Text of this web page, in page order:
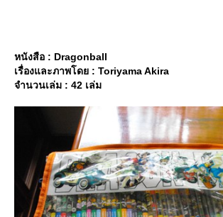
หนังสือ : Dragonball
เรื่องและภาพโดย : Toriyama Akira
จำนวนเล่ม : 42 เล่ม